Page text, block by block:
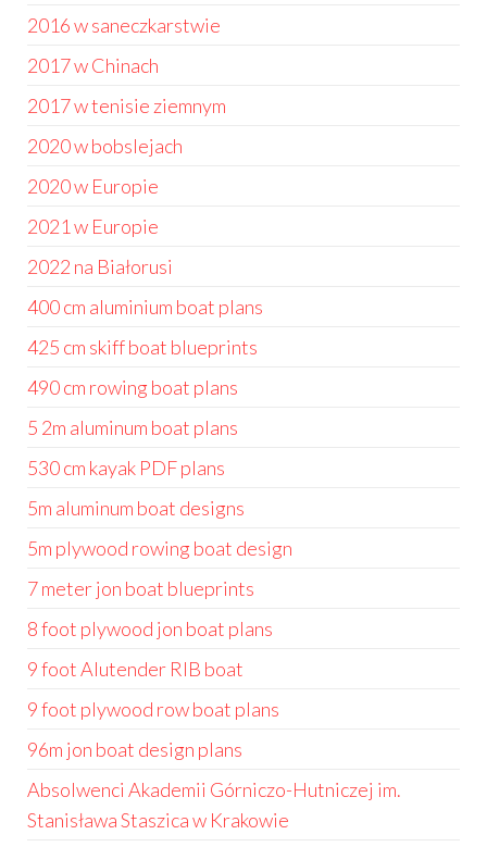
2016 w saneczkarstwie
2017 w Chinach
2017 w tenisie ziemnym
2020 w bobslejach
2020 w Europie
2021 w Europie
2022 na Białorusi
400 cm aluminium boat plans
425 cm skiff boat blueprints
490 cm rowing boat plans
5 2m aluminum boat plans
530 cm kayak PDF plans
5m aluminum boat designs
5m plywood rowing boat design
7 meter jon boat blueprints
8 foot plywood jon boat plans
9 foot Alutender RIB boat
9 foot plywood row boat plans
96m jon boat design plans
Absolwenci Akademii Górniczo-Hutniczej im.
Stanisława Staszica w Krakowie